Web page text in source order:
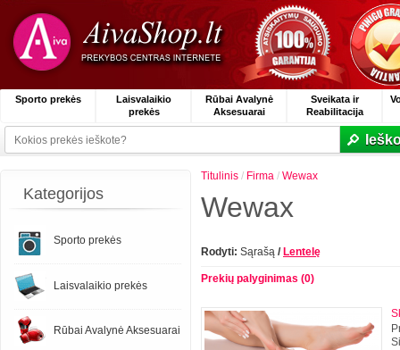
Sporto prekės
Laisvalaikio
prekės
Rūbai Avalynė
Aksesuarai
Sveikata ir
Reabilitacija
Kategorijos
Sporto prekės
Laisvalaikio prekės
Rūbai Avalynė Aksesuarai
Titulinis / Firma / Wewax
Wewax
Rodyti: Sąrašą / Lentelę
Prekių palyginimas (0)